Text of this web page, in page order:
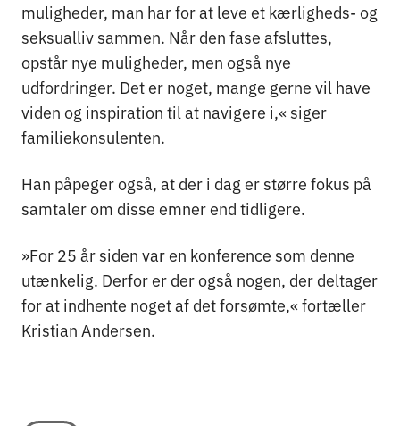
muligheder, man har for at leve et kærligheds- og
seksualliv sammen. Når den fase afsluttes,
opstår nye muligheder, men også nye
udfordringer. Det er noget, mange gerne vil have
viden og inspiration til at navigere i,« siger
familiekonsulenten.
Han påpeger også, at der i dag er større fokus på
samtaler om disse emner end tidligere.
»For 25 år siden var en konference som denne
utænkelig. Derfor er der også nogen, der deltager
for at indhente noget af det forsømte,« fortæller
Kristian Andersen.